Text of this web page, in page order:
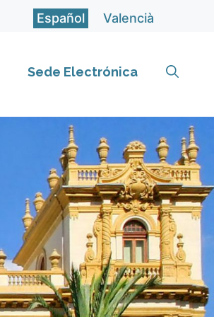
Español Valencià
Sede Electrónica